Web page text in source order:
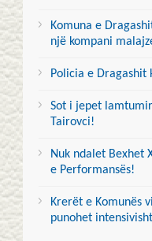
Komuna e
një kompani
Policia e Dragashit
Sot i jepet
Tairovci!
Nuk ndalet Bexhet
e Performansës!
Krerët e Komunës
punohet